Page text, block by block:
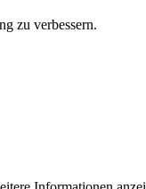
zu verbessern.